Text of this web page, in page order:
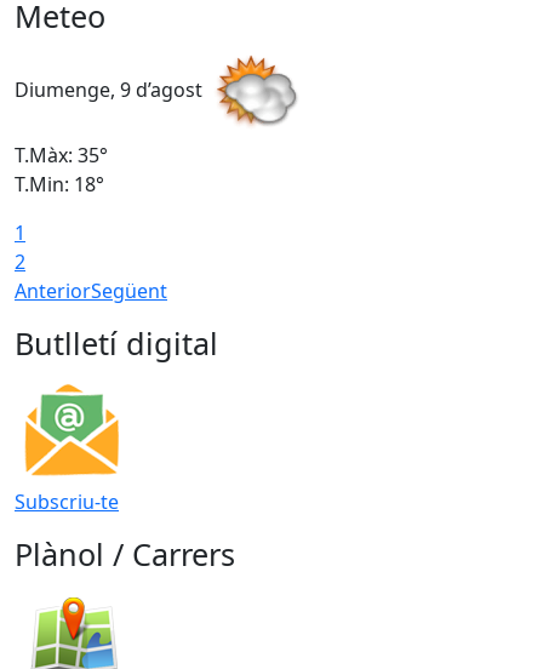
Meteo
Diumenge, 9 d’agost
T.Màx: 35°
T.Min: 18°
1
2
AnteriorSegüent
Butlletí digital
Subscriu-te
Plànol / Carrers